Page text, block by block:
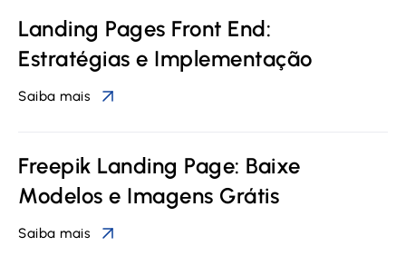
Landing Pages Front End:
Estratégias e Implementação
Saiba mais
Freepik Landing Page: Baixe
Modelos e Imagens Grátis
Saiba mais